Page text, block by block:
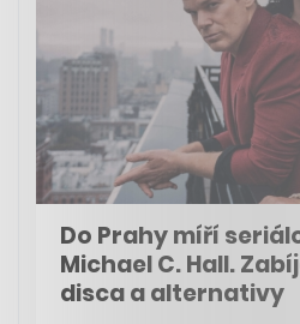
Do Prahy míří
Michael C. Hall.
disca a alternativy